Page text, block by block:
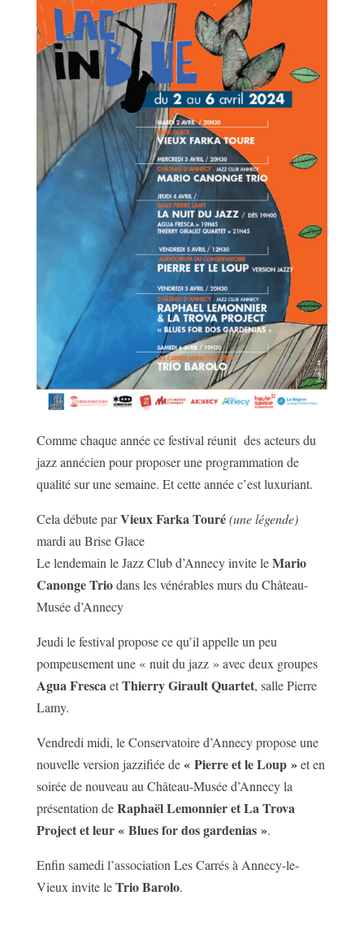
Comme chaque année ce festival réunit des acteurs du
jazz annécien pour proposer une programmation de
qualité sur une semaine. Et cette année c’est luxuriant.
Cela débute parVieux Farka Touré (une légende)
mardi au Brise Glace
Le lendemain le Jazz Club d’Annecy invite leMario
Canonge Triodans les vénérables murs du Château-
Musée d’Annecy
Jeudi le festival propose ce qu’il appelle un peu
pompeusement une « nuit du jazz » avec deux groupes
Agua FrescaetThierry Girault Quartet, salle Pierre
Lamy.
Vendredi midi, le Conservatoire d’Annecy propose une
nouvelle version jazzifiée de« Pierre et le Loup »et en
soirée de nouveau au Château-Musée d’Annecy la
présentation deRaphaël Lemonnier et La Trova
Project et leur « Blues for dos gardenias ».
Enfin samedi l’association Les Carrés à Annecy-le-
Vieux invite leTrio Barolo.